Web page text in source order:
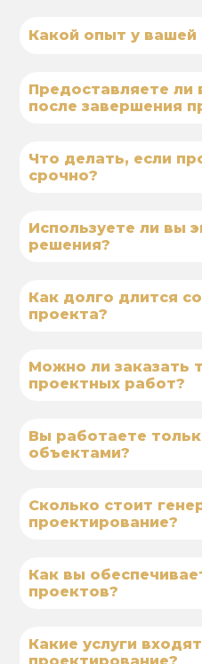
Какой опыт у
Предоставляете ли
после завершения
Что делать, если
срочно?
Используете ли вы
решения?
Как долго длится
проекта?
Можно ли заказать
проектных работ?
Вы работаете
объектами?
Сколько стоит
проектирование?
Как вы
проектов?
Какие услуги
проектирование?